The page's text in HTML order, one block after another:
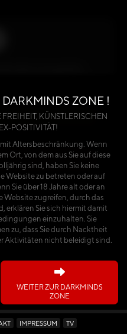
anmelden
käuflich erworben
ZONE !
KÜNSTLERISCHEN
POSITIVITÄT!
Altersbeschränkung. Wenn
Ort, von dem aus Sie auf diese
sind, haben Sie keine
Website zu betreten oder auf
Sie über 18 Jahre alt oder an
Website zugreifen, durch das
erklären Sie sich hiermit damit
einzuhalten. Sie
zu, dass Sie durch Nacktheit
Aktivitäten nicht beleidigt sind.
WEITER ZUR DARKMINDS
ZONE
IMPRESSUM TV